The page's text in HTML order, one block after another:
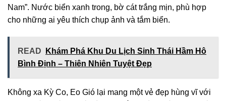
Nam”. Nước biển xanh trong, bờ cát trắng mịn, phù hợp
cho những ai yêu thích chụp ảnh và tắm biển.
READ
Khám Phá Khu Du Lịch Sinh Thái Hầm Hô
Bình Định – Thiên Nhiên Tuyệt Đẹp
Không xa Kỳ Co, Eo Gió lại mang một vẻ đẹp hùng vĩ với